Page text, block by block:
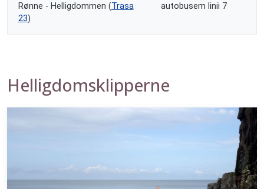
Rønne - Helligdommen (Trasa
23)
autobusem linii 7
Helligdomsklipperne